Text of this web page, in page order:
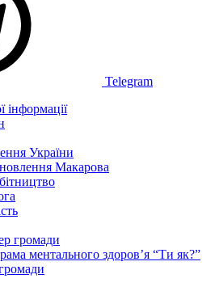
Telegram
інформації
України
Макарова
громади
ментального здоров’я “Ти як?”